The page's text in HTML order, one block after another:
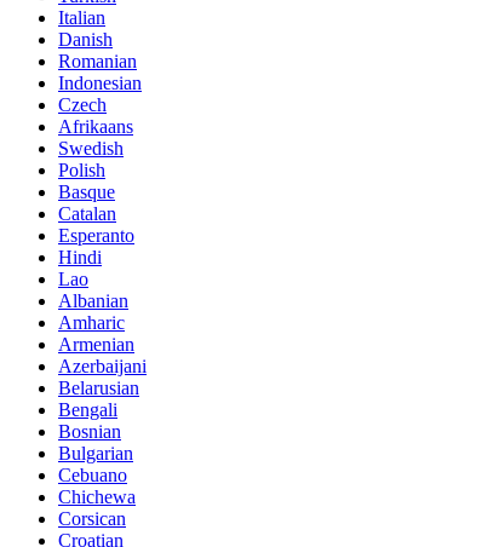
Italian
Danish
Romanian
Indonesian
Czech
Afrikaans
Swedish
Polish
Basque
Catalan
Esperanto
Hindi
Lao
Albanian
Amharic
Armenian
Azerbaijani
Belarusian
Bengali
Bosnian
Bulgarian
Cebuano
Chichewa
Corsican
Croatian